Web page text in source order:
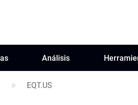
Análisis
EQT.US